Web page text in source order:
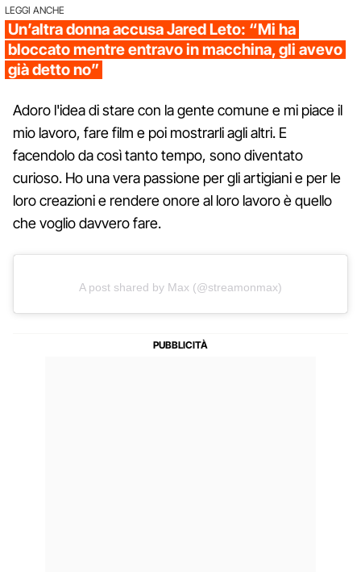
LEGGI ANCHE
Un’altra donna accusa Jared Leto: “Mi ha
bloccato mentre entravo in macchina, gli avevo
già detto no”
Adoro l'idea di stare con la gente comune e mi piace il
mio lavoro, fare film e poi mostrarli agli altri. E
facendolo da così tanto tempo, sono diventato
curioso. Ho una vera passione per gli artigiani e per le
loro creazioni e rendere onore al loro lavoro è quello
che voglio davvero fare.
A post shared by Max (@streamonmax)